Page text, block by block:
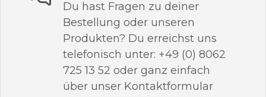
Du hast Fragen zu deiner
Bestellung oder unseren
Produkten? Du erreichst uns
telefonisch unter: +49 (0) 8062
725 13 52 oder ganz einfach
über unser Kontaktformular